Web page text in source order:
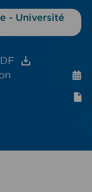
- Université